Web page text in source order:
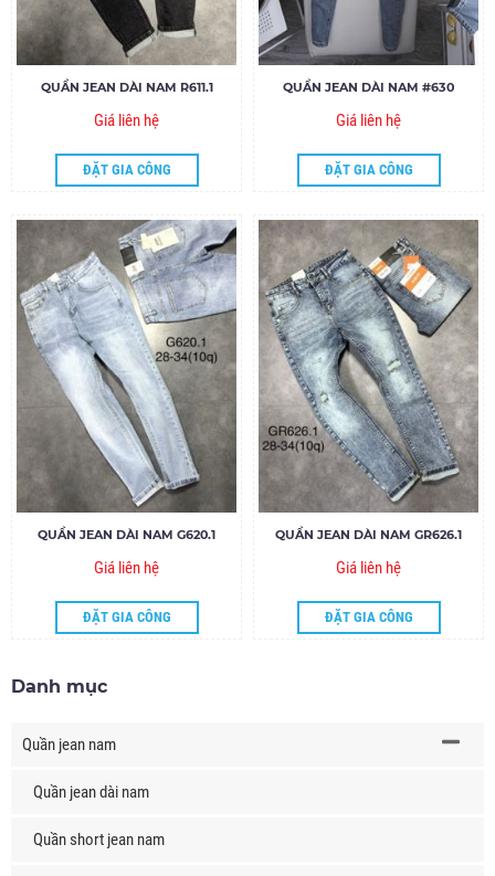
QUẦN JEAN DÀI NAM R611.1
Giá liên hệ
ĐẶT GIA CÔNG
QUẦN JEAN DÀI NAM #630
Giá liên hệ
ĐẶT GIA CÔNG
QUẦN JEAN DÀI NAM G620.1
Giá liên hệ
ĐẶT GIA CÔNG
QUẦN JEAN DÀI NAM GR626.1
Giá liên hệ
ĐẶT GIA CÔNG
Danh mục
Quần jean nam
Quần jean dài nam
Quần short jean nam